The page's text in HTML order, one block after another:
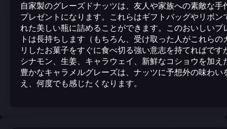
自家製のグレーズドナッツは、友人や家族への素敵な手
プレゼントになります。これらはギフトバッグやリボン
れた美しい瓶に詰めることができます。このおいしいプ
トは長持ちします（もちろん、受け取った人がこれらの
リしたお菓子をすぐに食べ切る強い意志を持てればです
シナモン、生姜、キャラウェイ、新鮮なコショウを加え
豊かなキャラメルグレーズは、ナッツに予想外の味わい
え、何度でも感じたくなります。